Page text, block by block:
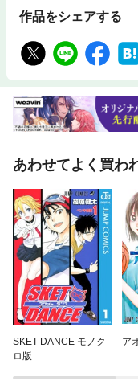
作品をシェアする
あわせてよく買わ
SKET DANCE モノク
ロ版
ア